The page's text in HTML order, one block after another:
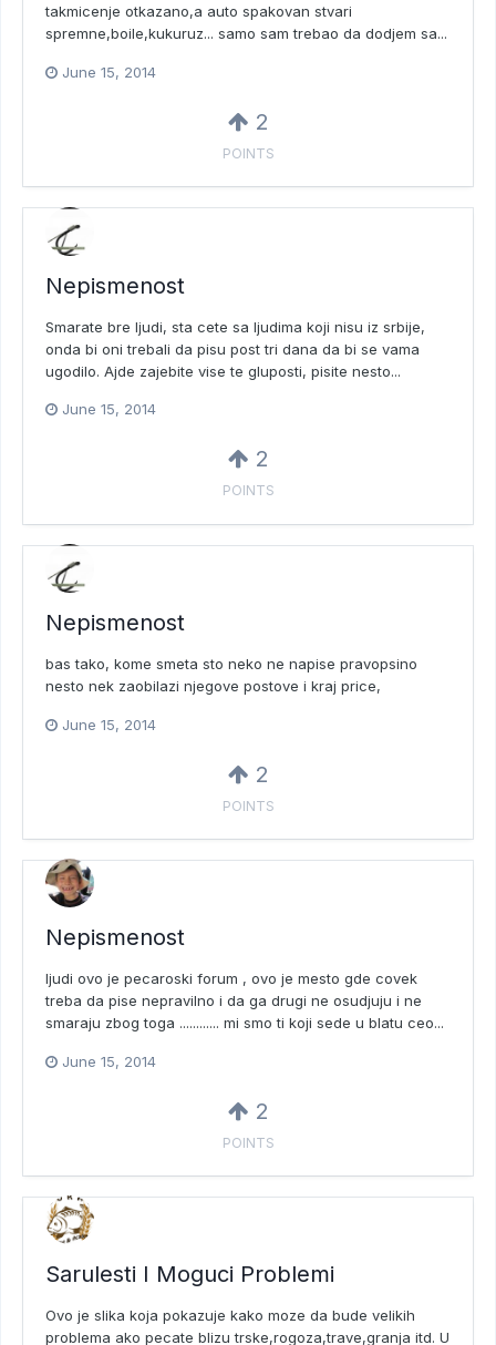
takmicenje otkazano,a auto spakovan stvari
spremne,boile,kukuruz... samo sam trebao da dodjem sa...
June 15, 2014
2
POINTS
Nepismenost
Smarate bre ljudi, sta cete sa ljudima koji nisu iz srbije,
onda bi oni trebali da pisu post tri dana da bi se vama
ugodilo. Ajde zajebite vise te gluposti, pisite nesto...
June 15, 2014
2
POINTS
Nepismenost
bas tako, kome smeta sto neko ne napise pravopsino
nesto nek zaobilazi njegove postove i kraj price,
June 15, 2014
2
POINTS
Nepismenost
ljudi ovo je pecaroski forum , ovo je mesto gde covek
treba da pise nepravilno i da ga drugi ne osudjuju i ne
smaraju zbog toga ............ mi smo ti koji sede u blatu ceo...
June 15, 2014
2
POINTS
Sarulesti I Moguci Problemi
Ovo je slika koja pokazuje kako moze da bude velikih
problema ako pecate blizu trske,rogoza,trave,granja itd. U